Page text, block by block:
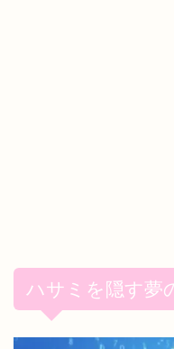
ハサミを隠す夢